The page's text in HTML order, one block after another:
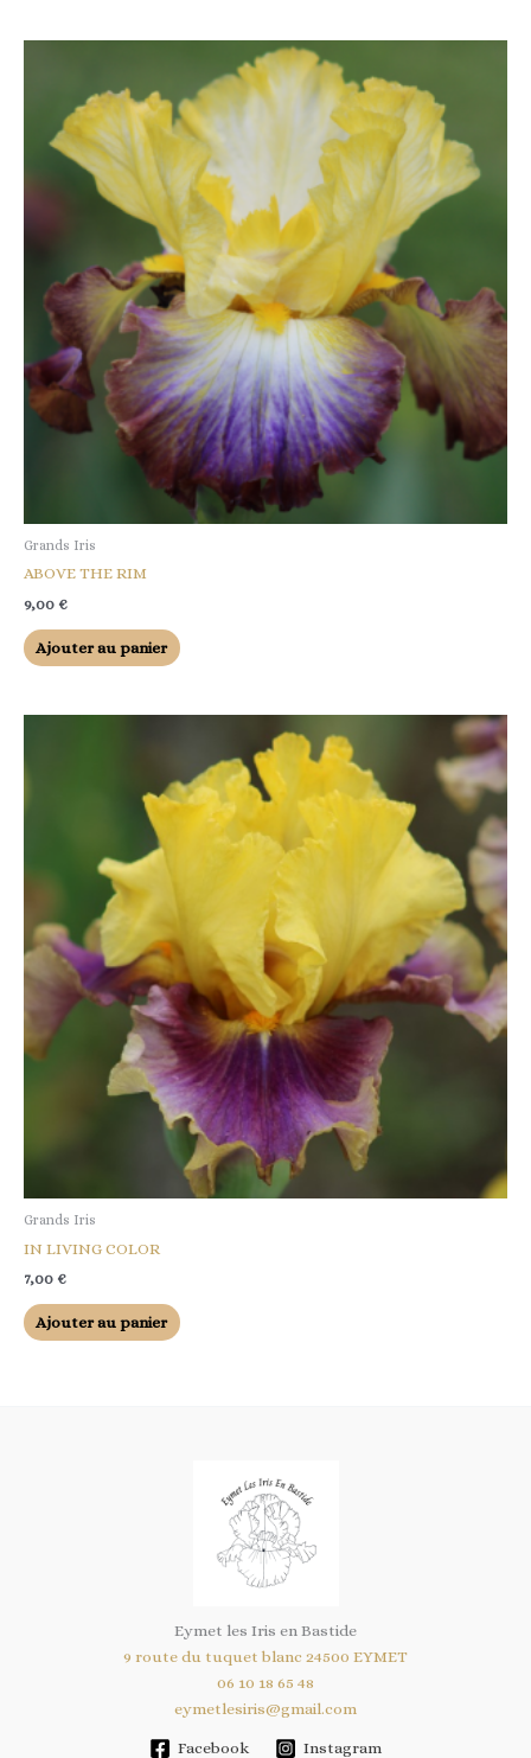
Grands Iris
ABOVE THE RIM
9,00 €
Ajouter au panier
Grands Iris
IN LIVING COLOR
7,00 €
Ajouter au panier
Eymet les Iris en Bastide
9 route du tuquet blanc 24500 EYMET
06 10 18 65 48
eymetlesiris@gmail.com
Facebook Instagram